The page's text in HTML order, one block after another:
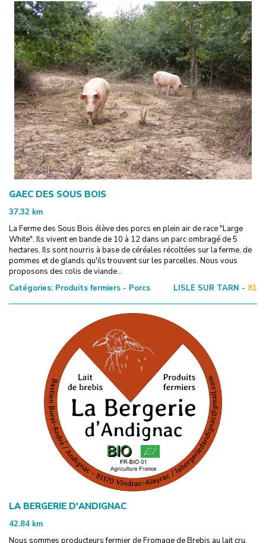
GAEC DES SOUS BOIS
37.32 km
La Ferme des Sous Bois élève des porcs en plein air de race "Large
White". Ils vivent en bande de 10 à 12 dans un parc ombragé de 5
hectares. Ils sont nourris à base de céréales récoltées sur la ferme, de
pommes et de glands qu'ils trouvent sur les parcelles. Nous vous
proposons des colis de viande...
Catégories: Produits fermiers - Porcs LISLE SUR TARN - 81
LA BERGERIE D'ANDIGNAC
42.84 km
Nous sommes producteurs fermier de Fromage de Brebis au lait cru.